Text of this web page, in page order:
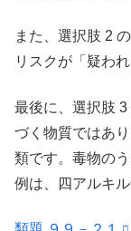
また、選択肢 2
リスクが「疑わ
最後に、選択肢
づく物質ではあ
類です。毒物の
例は、四アルキ